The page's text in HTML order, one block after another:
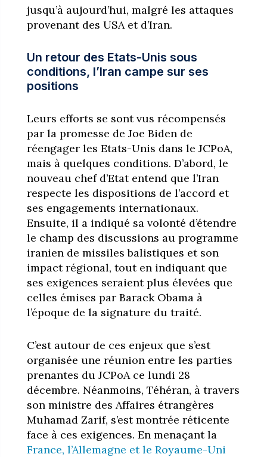
jusqu’à aujourd’hui, malgré les attaques
provenant des USA et d’Iran.
Un retour des Etats-Unis sous
conditions, l’Iran campe sur ses
positions
Leurs efforts se sont vus récompensés
par la promesse de Joe Biden de
réengager les Etats-Unis dans le JCPoA,
mais à quelques conditions. D’abord, le
nouveau chef d’Etat entend que l’Iran
respecte les dispositions de l’accord et
ses engagements internationaux.
Ensuite, il a indiqué sa volonté d’étendre
le champ des discussions au programme
iranien de missiles balistiques et son
impact régional, tout en indiquant que
ses exigences seraient plus élevées que
celles émises par Barack Obama à
l’époque de la signature du traité.
C’est autour de ces enjeux que s’est
organisée une réunion entre les parties
prenantes du JCPoA ce lundi 28
décembre. Néanmoins, Téhéran, à travers
son ministre des Affaires étrangères
Muhamad Zarif, s’est montrée réticente
face à ces exigences. En menaçant la
France, l’Allemagne et le Royaume-Uni